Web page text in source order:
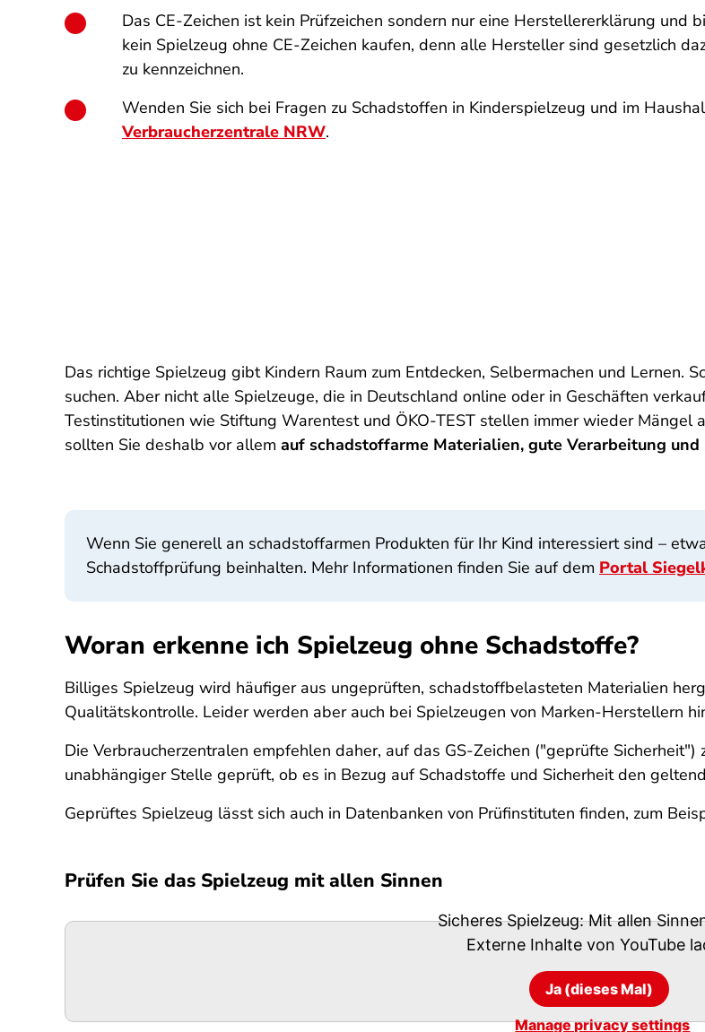
Das CE-Zeichen ist kein Prüfzeichen sondern nur eine Herstellererklärung und
kein Spielzeug ohne CE-Zeichen kaufen, denn alle Hersteller sind gesetzlich
zu kennzeichnen.
Wenden Sie sich bei Fragen zu Schadstoffen in Kinderspielzeug und im
Verbraucherzentrale NRW.
Das richtige Spielzeug gibt Kindern Raum zum Entdecken, Selbermachen und Lernen.
suchen. Aber nicht alle Spielzeuge, die in Deutschland online oder in Geschäften
Testinstitutionen wie Stiftung Warentest und ÖKO-TEST stellen immer wieder Mängel
sollten Sie deshalb vor allem auf schadstoffarme Materialien, gute Verarbeitung
Wenn Sie generell an schadstoffarmen Produkten für Ihr Kind interessiert sind –
Schadstoffprüfung beinhalten. Mehr Informationen finden Sie auf dem Portal
Woran erkenne ich Spielzeug ohne Schadstoffe?
Billiges Spielzeug wird häufiger aus ungeprüften, schadstoffbelasteten Materialien
Qualitätskontrolle. Leider werden aber auch bei Spielzeugen von Marken-Herstellern
Die Verbraucherzentralen empfehlen daher, auf das GS-Zeichen ("geprüfte
unabhängiger Stelle geprüft, ob es in Bezug auf Schadstoffe und Sicherheit den
Geprüftes Spielzeug lässt sich auch in Datenbanken von Prüfinstituten finden, zum
Prüfen Sie das Spielzeug mit allen Sinnen
Sicheres Spielzeug: Mit allen
Externe Inhalte von YouTube
Ja (dieses Mal)
Manage privacy settings